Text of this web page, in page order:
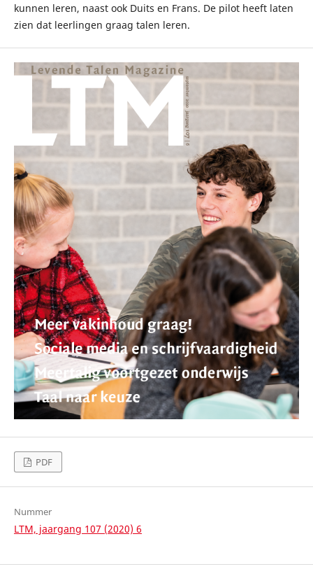
kunnen leren, naast ook Duits en Frans. De pilot heeft laten
zien dat leerlingen graag talen leren.
PDF
Nummer
LTM, jaargang 107 (2020) 6